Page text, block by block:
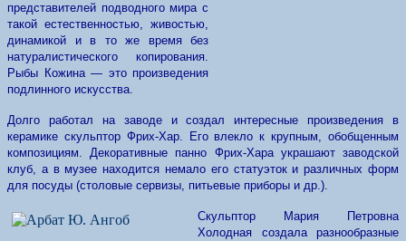
представителей подводного мира с
такой естественностью, живостью,
динамикой и в то же время без
натуралистического копирования.
Рыбы Кожина — это произведения
подлинного искусства.
Долго работал на заводе и создал интересные произведения в
керамике скульптор Фрих-Хар. Его влекло к крупным, обобщенным
композициям. Декоративные панно Фрих-Хара украшают заводской
клуб, а в музее находится немало его статуэток и различных форм
для посуды (столовые сервизы, питьевые приборы и др.).
Скульптор Мария Петровна
Холодная создала разнообразные